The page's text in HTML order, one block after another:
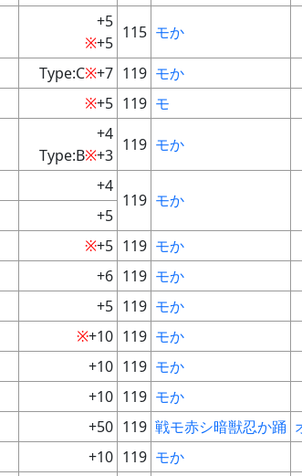
+5
※+5
115 モか
Type:C※+7 119 モか
※+5 119 モ
+4
Type:B※+3
119 モか
+4
119 モか
+5
※+5 119 モか
+6 119 モか
+5 119 モか
※+10 119 モか
+10 119 モか
+10 119 モか
+50 119 戦モ赤シ暗獣忍か踊
+10 119 モか